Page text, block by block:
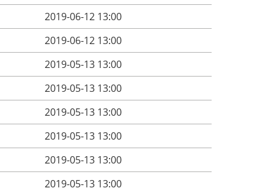
2019-06-12 13:00
2019-06-12 13:00
2019-05-13 13:00
2019-05-13 13:00
2019-05-13 13:00
2019-05-13 13:00
2019-05-13 13:00
2019-05-13 13:00